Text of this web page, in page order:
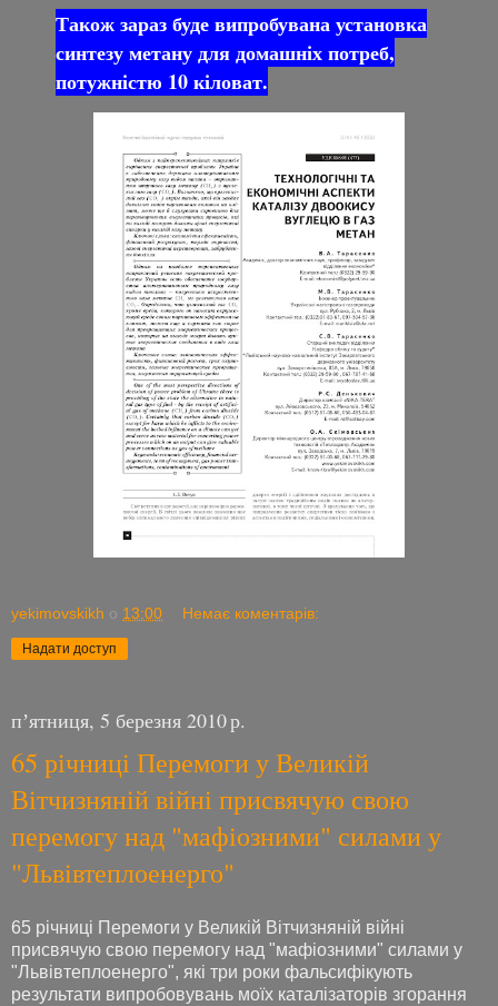
Також зараз буде випробувана установка
синтезу метану для домашніх потреб,
потужністю 10 кіловат.
yekimovskikh о 13:00 Немає коментарів:
Надати доступ
пʼятниця, 5 березня 2010 р.
65 річниці Перемоги у Великій
Вітчизняній війні присвячую свою
перемогу над "мафіозними" силами у
"Львівтеплоенерго"
65 річниці Перемоги у Великій Вітчизняній війні
присвячую свою перемогу над "мафіозними" силами у
"Львівтеплоенерго", які три роки фальсифікують
результати випробовувань моїх каталізаторів згорання